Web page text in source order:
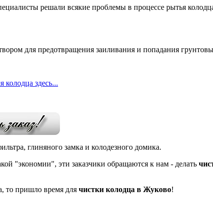
решали всякие проблемы в процессе рытья
для предотвращения заиливания и попадания
колодца здесь...
глиняного замка и колодезного домика.
"экономии", эти заказчики обращаются к нам - делать
то пришло время для чистки колодца в Жуково!